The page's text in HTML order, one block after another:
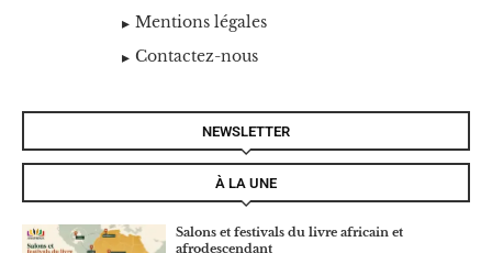
Mentions légales
Contactez-nous
NEWSLETTER
À LA UNE
Salons et festivals du livre africain et
afrodescendant